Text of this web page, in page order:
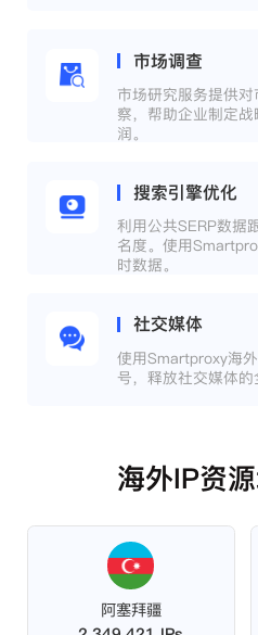
市场调查
市场研究服务提供
察，帮助企业制定
润。
搜索引擎优化
利用公共SERP数据
名度。使用
时数据。
社交媒体
使用Smartproxy海
号，释放社交媒体的
海外IP资
阿塞拜疆